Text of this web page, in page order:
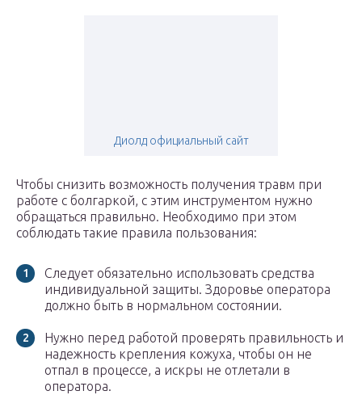
Диолд официальный сайт
Чтобы снизить возможность получения травм при
работе с болгаркой, с этим инструментом нужно
обращаться правильно. Необходимо при этом
соблюдать такие правила пользования:
Следует обязательно использовать средства
индивидуальной защиты. Здоровье оператора
должно быть в нормальном состоянии.
Нужно перед работой проверять правильность и
надежность крепления кожуха, чтобы он не
отпал в процессе, а искры не отлетали в
оператора.